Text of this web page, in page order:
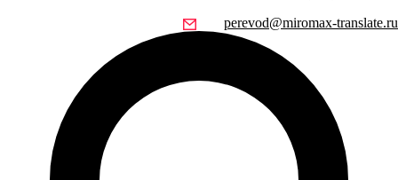
perevod@miromax-translate.ru